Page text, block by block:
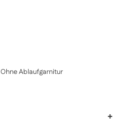
Ohne Ablaufgarnitur
+